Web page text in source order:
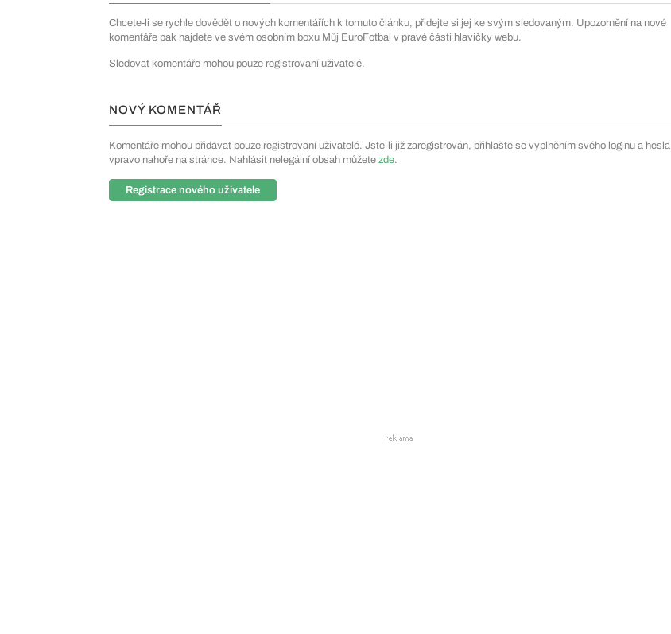
Chcete-li se rychle dovědět o nových komentářích k tomuto článku, přidejte si jej ke svým sledovaným. Upozornění na nové
komentáře pak najdete ve svém osobním boxu Můj EuroFotbal v pravé části hlavičky webu.
Sledovat komentáře mohou pouze registrovaní uživatelé.
NOVÝ KOMENTÁŘ
Komentáře mohou přidávat pouze registrovaní uživatelé. Jste-li již zaregistrován, přihlašte se vyplněním svého loginu a hesla
vpravo nahoře na stránce. Nahlásit nelegální obsah můžete zde.
Registrace nového uživatele